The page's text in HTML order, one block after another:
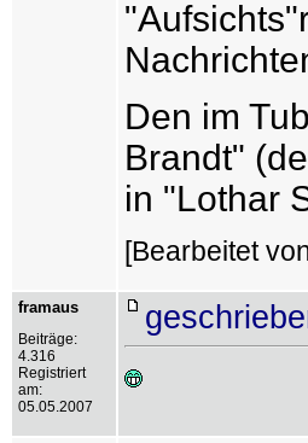
Den im
Brandt"
in "Lothar
[Bearbeitet
framaus
Beiträge:
4.316
Registriert
am:
05.05.2007